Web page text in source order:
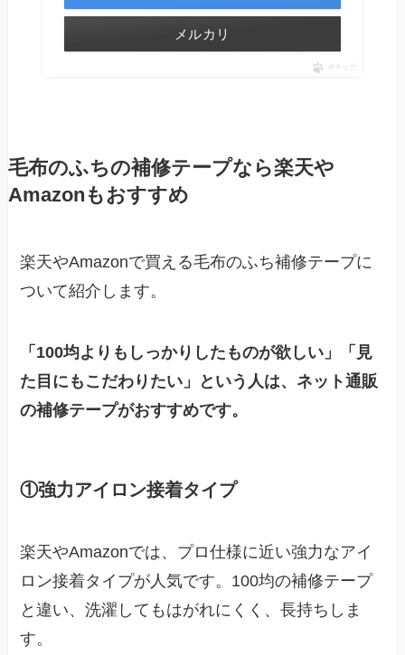
メルカリ
ポチップ
毛布のふちの補修テープなら楽天や
Amazonもおすすめ
楽天やAmazonで買える毛布のふち補修テープに
ついて紹介します。
「100均よりもしっかりしたものが欲しい」「見
た目にもこだわりたい」という人は、ネット通販
の補修テープがおすすめです。
①強力アイロン接着タイプ
楽天やAmazonでは、プロ仕様に近い強力なアイ
ロン接着タイプが人気です。100均の補修テープ
と違い、洗濯してもはがれにくく、長持ちしま
す。